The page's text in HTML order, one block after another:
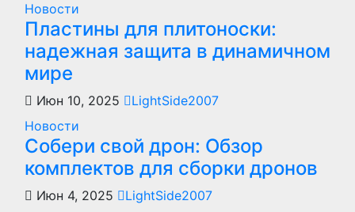
Новости
Пластины для плитоноски:
надежная защита в динамичном
мире
Июн 10, 2025
LightSide2007
Новости
Собери свой дрон: Обзор
комплектов для сборки дронов
Июн 4, 2025
LightSide2007